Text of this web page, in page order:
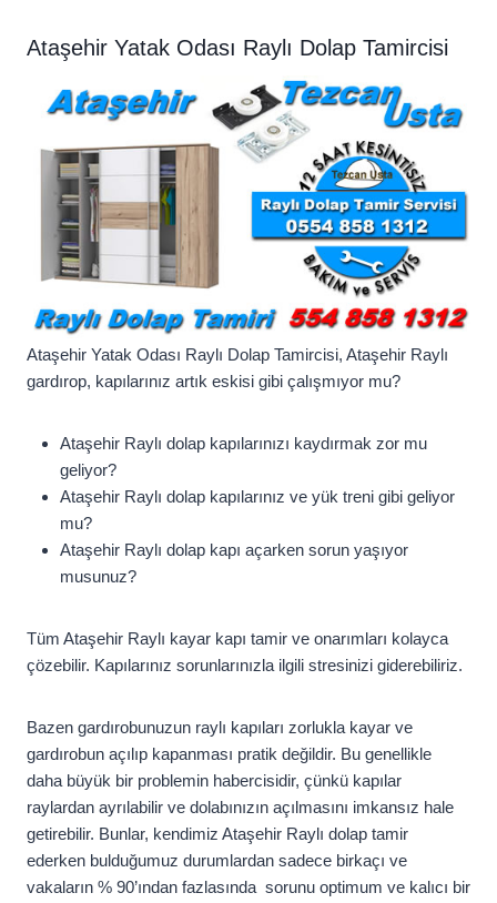
Ataşehir Yatak Odası Raylı Dolap Tamircisi
Ataşehir Yatak Odası Raylı Dolap Tamircisi, Ataşehir Raylı
gardırop, kapılarınız artık eskisi gibi çalışmıyor mu?
Ataşehir Raylı dolap kapılarınızı kaydırmak zor mu
geliyor?
Ataşehir Raylı dolap kapılarınız ve yük treni gibi geliyor
mu?
Ataşehir Raylı dolap kapı açarken sorun yaşıyor
musunuz?
Tüm Ataşehir Raylı kayar kapı tamir ve onarımları kolayca
çözebilir. Kapılarınız sorunlarınızla ilgili stresinizi giderebiliriz.
Bazen gardırobunuzun raylı kapıları zorlukla kayar ve
gardırobun açılıp kapanması pratik değildir. Bu genellikle
daha büyük bir problemin habercisidir, çünkü kapılar
raylardan ayrılabilir ve dolabınızın açılmasını imkansız hale
getirebilir. Bunlar, kendimiz Ataşehir Raylı dolap tamir
ederken bulduğumuz durumlardan sadece birkaçı ve
vakaların % 90’ından fazlasında sorunu optimum ve kalıcı bir